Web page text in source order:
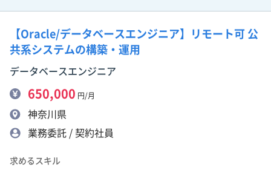
【Oracle/データベースエンジニア】リモート可 公
共系システムの構築・運用
データベースエンジニア
650,000 円/月
神奈川県
業務委託 / 契約社員
求めるスキル